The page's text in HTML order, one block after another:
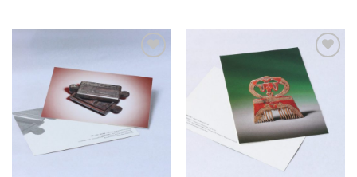
「願
望輕
單」
單」